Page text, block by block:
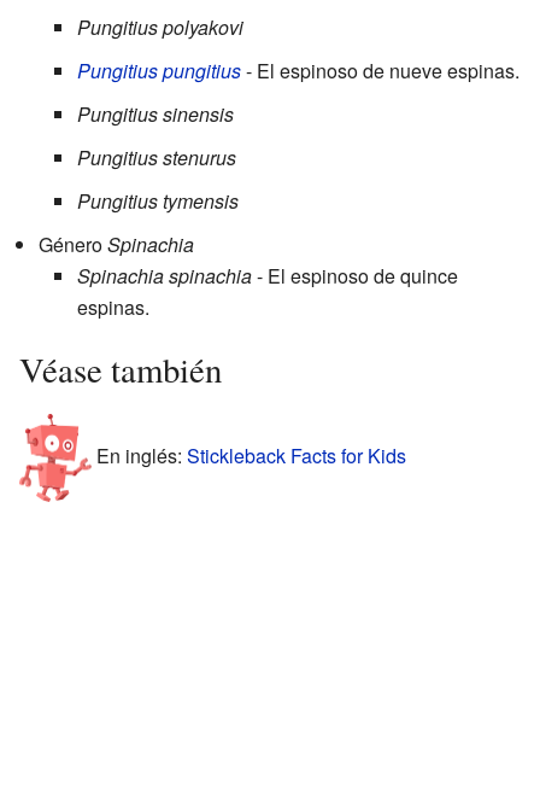
Pungitius polyakovi
Pungitius pungitius- El espinoso de nueve espinas.
Pungitius sinensis
Pungitius stenurus
Pungitius tymensis
GéneroSpinachia
Spinachia spinachia- El espinoso de quince
espinas.
Véase también
En inglés: Stickleback Facts for Kids